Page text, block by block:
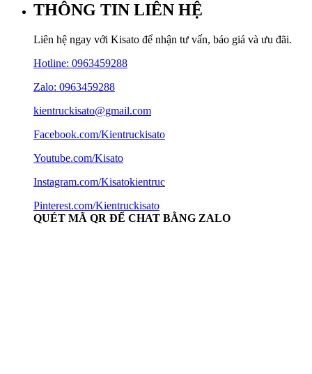
THÔNG TIN LIÊN HỆ
Liên hệ ngay với Kisato để nhận tư vấn, báo giá và ưu đãi.
Hotline: 0963459288
Zalo: 0963459288
kientruckisato@gmail.com
Facebook.com/Kientruckisato
Youtube.com/Kisato
Instagram.com/Kisatokientruc
Pinterest.com/Kientruckisato
QUÉT MÃ QR ĐỂ CHAT BẰNG ZALO